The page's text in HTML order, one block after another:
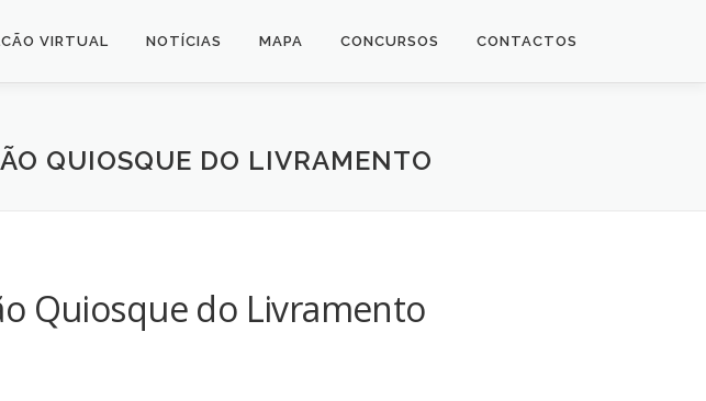
VIRTUAL NOTÍCIAS MAPA CONCURSOS CONTACTOS
QUIOSQUE DO LIVRAMENTO
Quiosque do Livramento